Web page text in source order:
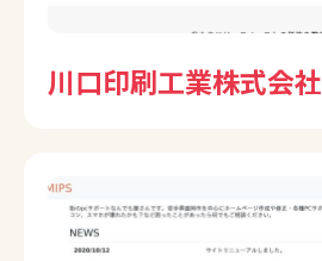
川口印刷工業株式会社